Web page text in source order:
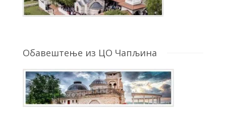
Обавештење из ЦО Чапљина